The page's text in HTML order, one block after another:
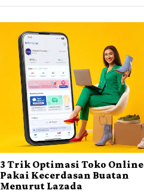
3 Trik Optimasi Toko Online
Pakai Kecerdasan Buatan
Menurut Lazada